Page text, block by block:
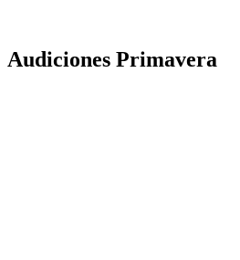
Audiciones Primavera